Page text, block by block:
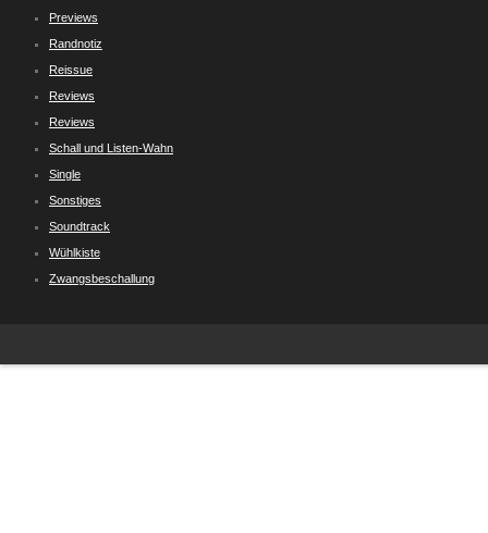
Previews
Randnotiz
Reissue
Reviews
Reviews
Schall und Listen-Wahn
Single
Sonstiges
Soundtrack
Wühlkiste
Zwangsbeschallung